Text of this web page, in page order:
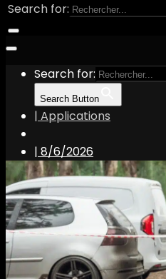
Search for:
Search for:
Search Button
| Applications
| 8/6/2026